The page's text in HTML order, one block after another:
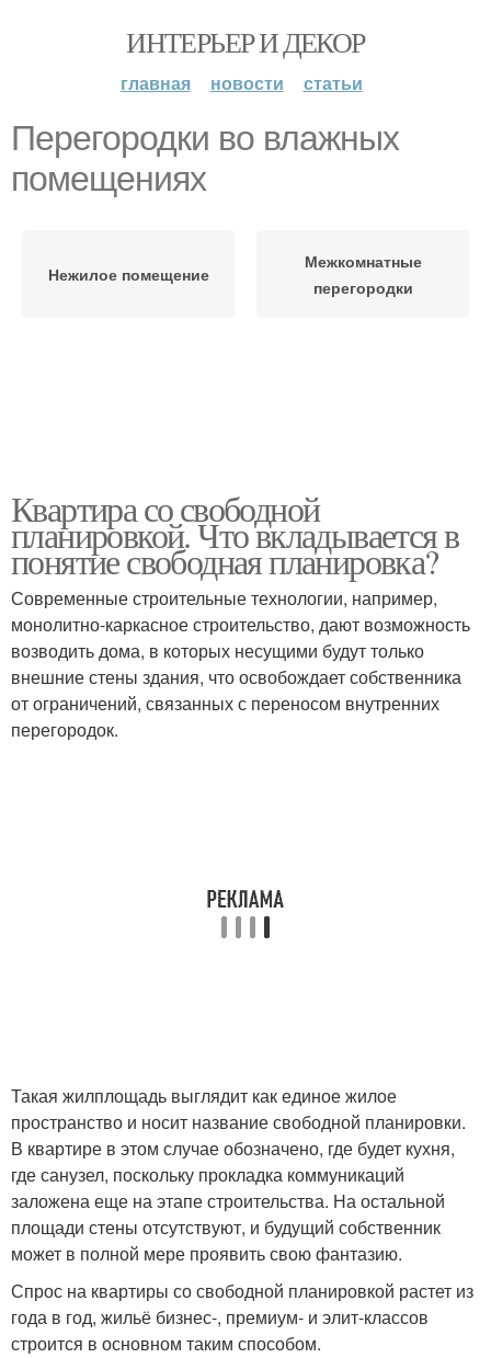
ИНТЕРЬЕР И ДЕКОР
главная новости статьи
Перегородки во влажных
помещениях
Нежилое помещение
Межкомнатные
перегородки
Квартира со свободной
планировкой. Что вкладывается в
понятие свободная планировка?
Современные строительные технологии, например,
монолитно-каркасное строительство, дают возможность
возводить дома, в которых несущими будут только
внешние стены здания, что освобождает собственника
от ограничений, связанных с переносом внутренних
перегородок.
Такая жилплощадь выглядит как единое жилое
пространство и носит название свободной планировки.
В квартире в этом случае обозначено, где будет кухня,
где санузел, поскольку прокладка коммуникаций
заложена еще на этапе строительства. На остальной
площади стены отсутствуют, и будущий собственник
может в полной мере проявить свою фантазию.
Спрос на квартиры со свободной планировкой растет из
года в год, жильё бизнес-, премиум- и элит-классов
строится в основном таким способом.